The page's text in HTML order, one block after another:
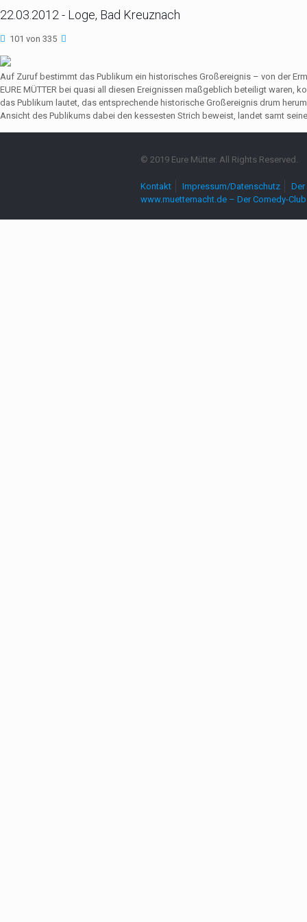
22.03.2012 - Loge, Bad Kreuznach
101 von 335
Auf Zuruf bestimmt das Publikum ein historisches Großereignis – von der
EURE MÜTTER bei quasi all diesen Ereignissen maßgeblich beteiligt waren,
das Publikum lautet, das entsprechende historische Großereignis drum
Ansicht des Publikums dabei den kessesten Strich beweist, landet samt
© 2019 Eure Mütter. All Rights Reserved.
Kontakt Impressum/Datenschutz
www.muetternacht.de – Der Comedy-Club